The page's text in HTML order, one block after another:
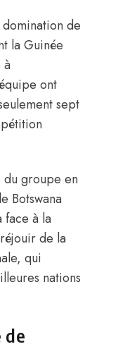
domination de
la Guinée
à
ont
sept
du groupe en
Botswana
face à la
de la
qui
nations
de